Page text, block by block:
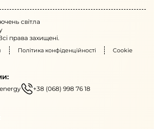
світла
права захищені.
Політика конфіденційності Cookie
+38 (068) 998 76 18